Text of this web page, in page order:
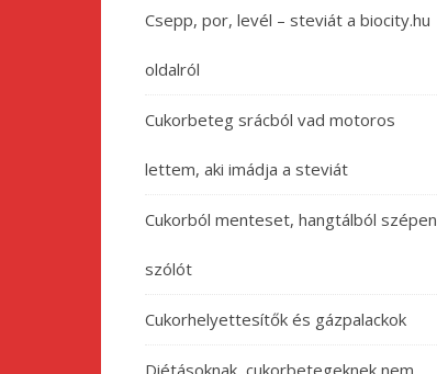
Csepp, por, levél – steviát a biocity.hu
oldalról
Cukorbeteg srácból vad motoros
lettem, aki imádja a steviát
Cukorból menteset, hangtálból szépen
szólót
Cukorhelyettesítők és gázpalackok
Diétásoknak, cukorbetegeknek nem